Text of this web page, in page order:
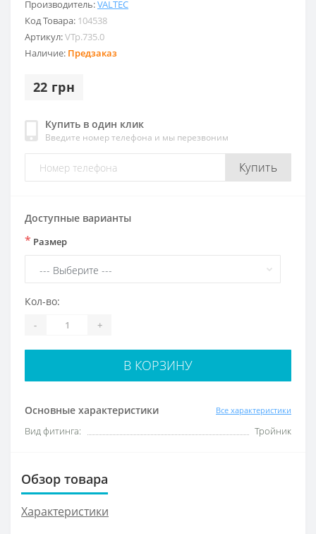
Производитель:VALTEC
Код Товара: 104538
Артикул:VTp.735.0
Наличие: Предзаказ
22 грн
Купить в один клик
Введите номер телефона и мы перезвоним
Купить
Основные характеристики Все характеристики
Вид фитинга: Тройник
Доступные варианты
* Размер
Кол-во:
- +
В КОРЗИНУ
Обзор товара
Характеристики